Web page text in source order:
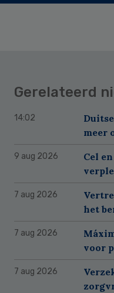
Gerelateerd
14:02
meer
9 aug 2026
Cel
7 aug 2026
het
7 aug 2026
voor
7 aug 2026